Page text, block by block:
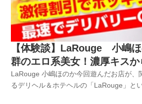
【体験談】LaRouge 小嶋
群のエロ系美女！濃厚キス
イチャプレイで最後はお口
LaRouge 小嶋ほのか今回遊んだお店が、
るデリヘル＆ホテヘルの「LaRouge」と
在籍している女の子が多くて全員年齢が